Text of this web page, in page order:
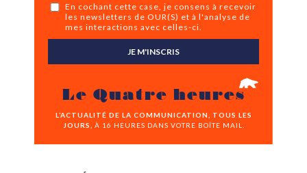
En cochant cette case, je consens à recevoir
les newsletters de OUR(S) et à l'analyse de
mes interactions avec celles-ci.
JE M'INSCRIS
Le Quatre heures
L’ACTUALITÉ DE LA COMMUNICATION, TOUS LES
JOURS,
À 16 HEURES DANS VOTRE BOÎTE MAIL.